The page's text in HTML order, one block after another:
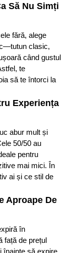
Să Nu Simți
fără, alege
clasic,
când gustul
te
să te întorci la
Experiența
abur mult și
50/50 au
pentru
mai mici. În
ai și ce stil de
Aproape De
în
față de prețul
înainte să expire